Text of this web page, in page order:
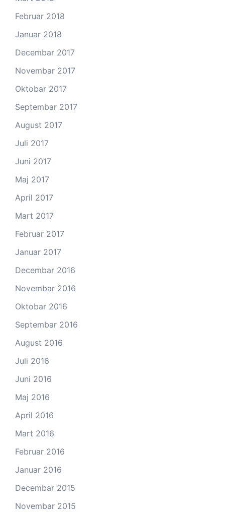
Februar 2018
Januar 2018
Decembar 2017
Novembar 2017
Oktobar 2017
Septembar 2017
August 2017
Juli 2017
Juni 2017
Maj 2017
April 2017
Mart 2017
Februar 2017
Januar 2017
Decembar 2016
Novembar 2016
Oktobar 2016
Septembar 2016
August 2016
Juli 2016
Juni 2016
Maj 2016
April 2016
Mart 2016
Februar 2016
Januar 2016
Decembar 2015
Novembar 2015